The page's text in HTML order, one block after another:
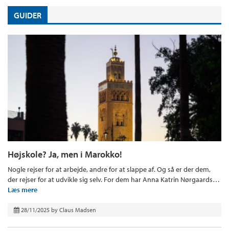
GUIDER
Højskole? Ja, men i Marokko!
Nogle rejser for at arbejde, andre for at slappe af. Og så er der dem,
der rejser for at udvikle sig selv. For dem har Anna Katrin Nørgaards…
Læs mere
28/11/2025 by Claus Madsen